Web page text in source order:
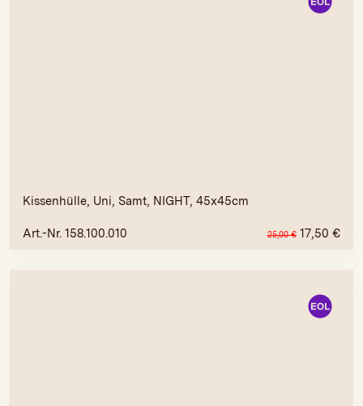
Kissenhülle, Uni, Samt, NIGHT, 45x45cm
Art.-Nr. 158.100.010 25,00€ 17,50 €